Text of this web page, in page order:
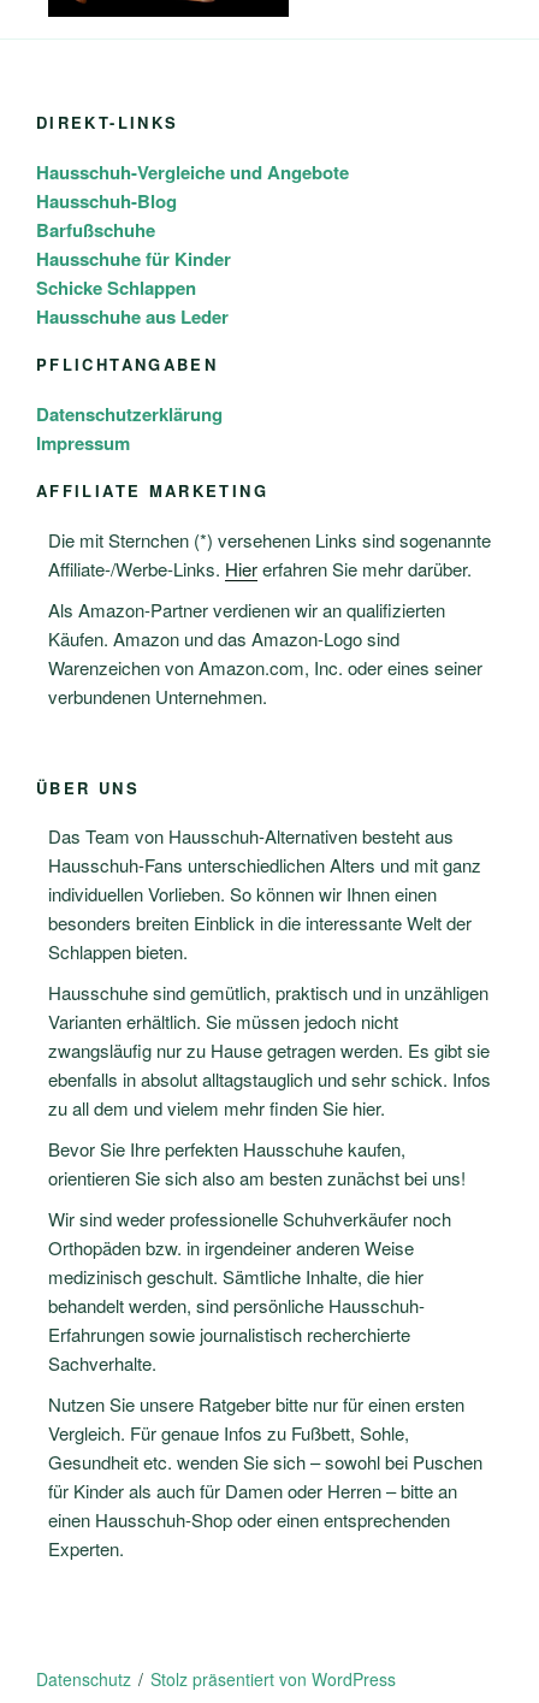
DIREKT-LINKS
Hausschuh-Vergleiche und Angebote
Hausschuh-Blog
Barfußschuhe
Hausschuhe für Kinder
Schicke Schlappen
Hausschuhe aus Leder
PFLICHTANGABEN
Datenschutzerklärung
Impressum
AFFILIATE MARKETING
Die mit Sternchen (*) versehenen Links sind sogenannte
Affiliate-/Werbe-Links. Hiererfahren Sie mehr darüber.
Als Amazon-Partner verdienen wir an qualifizierten
Käufen. Amazon und das Amazon-Logo sind
Warenzeichen von Amazon.com, Inc. oder eines seiner
verbundenen Unternehmen.
ÜBER UNS
Das Team von Hausschuh-Alternativen besteht aus
Hausschuh-Fans unterschiedlichen Alters und mit ganz
individuellen Vorlieben. So können wir Ihnen einen
besonders breiten Einblick in die interessante Welt der
Schlappen bieten.
Hausschuhe sind gemütlich, praktisch und in unzähligen
Varianten erhältlich. Sie müssen jedoch nicht
zwangsläufig nur zu Hause getragen werden. Es gibt sie
ebenfalls in absolut alltagstauglich und sehr schick. Infos
zu all dem und vielem mehr finden Sie hier.
Bevor Sie Ihre perfekten Hausschuhe kaufen,
orientieren Sie sich also am besten zunächst bei uns!
Wir sind weder professionelle Schuhverkäufer noch
Orthopäden bzw. in irgendeiner anderen Weise
medizinisch geschult. Sämtliche Inhalte, die hier
behandelt werden, sind persönliche Hausschuh-
Erfahrungen sowie journalistisch recherchierte
Sachverhalte.
Nutzen Sie unsere Ratgeber bitte nur für einen ersten
Vergleich. Für genaue Infos zu Fußbett, Sohle,
Gesundheit etc. wenden Sie sich – sowohl bei Puschen
für Kinder als auch für Damen oder Herren – bitte an
einen Hausschuh-Shop oder einen entsprechenden
Experten.
Datenschutz Stolz präsentiert von WordPress